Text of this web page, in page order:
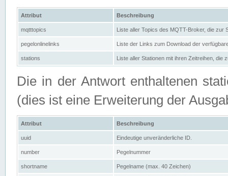
Attribut Beschreibung
mqtttopics Liste aller Topics des MQTT-Broker, die zur
pegelonlinelinks Liste der Links zum Download der
stations Liste aller Stationen mit ihren Zeitreihen, die
Die in der Antwort enthaltenen
(dies ist eine Erweiterung der
Attribut Beschreibung
uuid Eindeutige unveränderliche ID.
number Pegelnummer
shortname Pegelname (max. 40 Zeichen)